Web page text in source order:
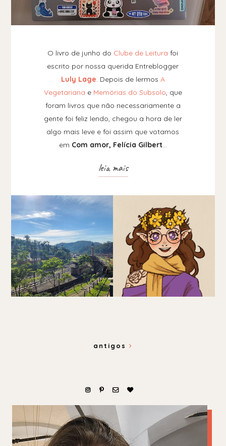
O livro de junho do Clube de Leitura foi
escrito por nossa querida Entreblogger
Luly Lage. Depois de lermos A
Vegetariana e Memórias do Subsolo, que
foram livros que não necessariamente a
gente foi feliz lendo, chegou a hora de ler
algo mais leve e foi assim que votamos
em Com amor, Felícia Gilbert…
leia mais
antigos